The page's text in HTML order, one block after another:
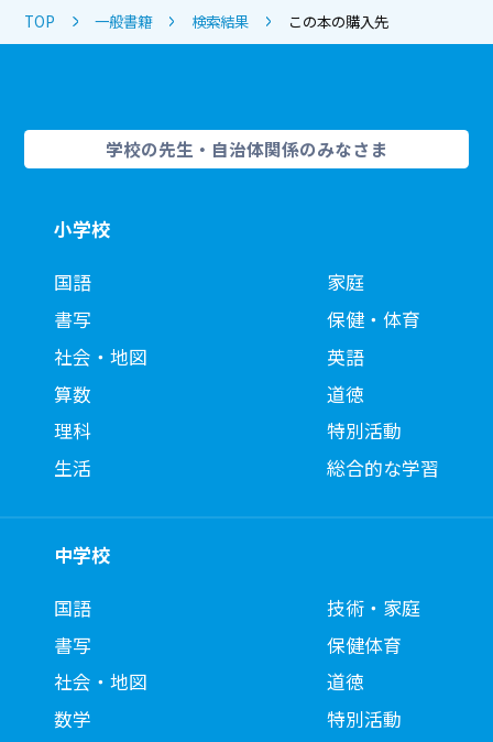
TOP 一般書籍 検索結果 この本の購入先
学校の先生・自治体関係のみなさま
小学校
国語
書写
社会・地図
算数
理科
生活
家庭
保健・体育
英語
道徳
特別活動
総合的な学習
中学校
国語
書写
社会・地図
数学
技術・家庭
保健体育
道徳
特別活動